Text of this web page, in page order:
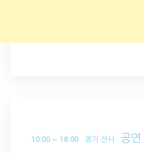
10:00 ~ 18:00 경기 전시 공연